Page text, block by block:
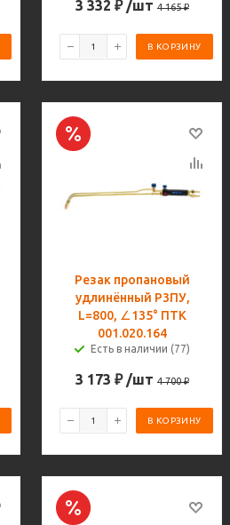
3 332 ₽ /шт 4 165₽
В КОРЗИНУ
Резак пропановый
удлинённый Р3ПУ,
L=800, ∠135° ПТК
001.020.164
Есть в наличии (77)
3 173 ₽ /шт 4 700₽
В КОРЗИНУ